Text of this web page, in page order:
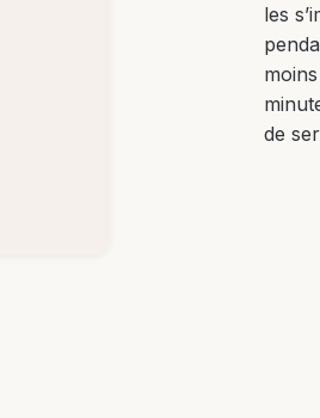
les
de